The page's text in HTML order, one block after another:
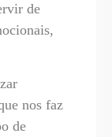
de
nos faz
de